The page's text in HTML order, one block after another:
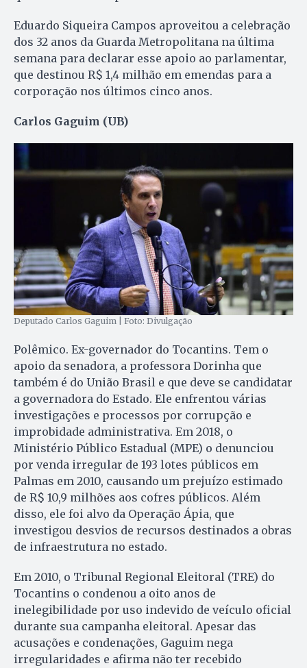
Eduardo Siqueira Campos aproveitou a celebração
dos 32 anos da Guarda Metropolitana na última
semana para declarar esse apoio ao parlamentar,
que destinou R$ 1,4 milhão em emendas para a
corporação nos últimos cinco anos.
Carlos Gaguim (UB)
Deputado Carlos Gaguim | Foto: Divulgação
Polêmico. Ex-governador do Tocantins. Tem o
apoio da senadora, a professora Dorinha que
também é do União Brasil e que deve se candidatar
a governadora do Estado. Ele enfrentou várias
investigações e processos por corrupção e
improbidade administrativa. Em 2018, o
Ministério Público Estadual (MPE) o denunciou
por venda irregular de 193 lotes públicos em
Palmas em 2010, causando um prejuízo estimado
de R$ 10,9 milhões aos cofres públicos. Além
disso, ele foi alvo da Operação Ápia, que
investigou desvios de recursos destinados a obras
de infraestrutura no estado.
Em 2010, o Tribunal Regional Eleitoral (TRE) do
Tocantins o condenou a oito anos de
inelegibilidade por uso indevido de veículo oficial
durante sua campanha eleitoral. Apesar das
acusações e condenações, Gaguim nega
irregularidades e afirma não ter recebido